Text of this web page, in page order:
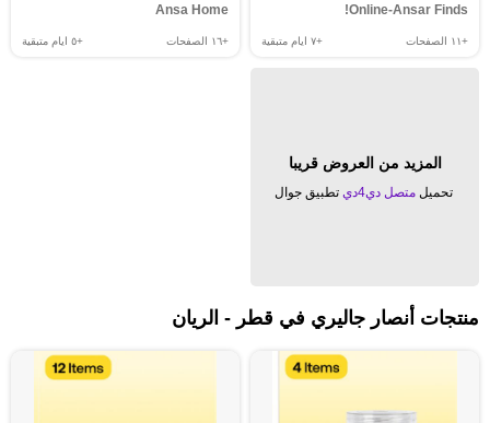
Online-Ansar Finds!
+١١ الصفحات +٧ ايام متبقية
Ansa Home
+١٦ الصفحات +٥ ايام متبقية
المزيد من العروض قريبا
تحميل متصل دي4دي تطبيق جوال
منتجات أنصار جاليري في قطر - الريان